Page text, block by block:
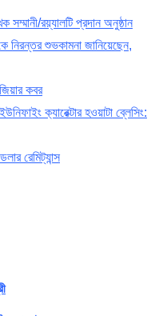
রয়্যালটি প্রদান অনুষ্ঠান
নিরন্তর শুভকামনা জানিয়েছেন,
কবর
ক‍্যারেক্টার হওয়াটা ব্লেসিং:
রেমিট্যান্স